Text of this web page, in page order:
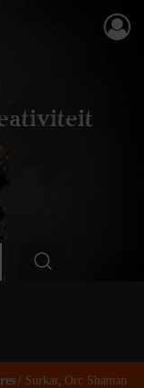
/ Surkar, Orc Shaman